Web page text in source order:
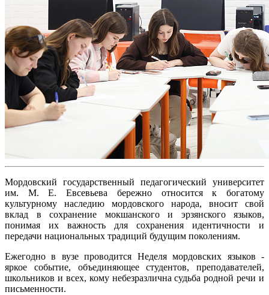
Мордовский государственный педагогический университет
им. М. Е. Евсевьева бережно относится к богатому
культурному наследию мордовского народа, вносит свой
вклад в сохранение мокшанского и эрзянского языков,
понимая их важность для сохранения идентичности и
передачи национальных традиций будущим поколениям.
Ежегодно в вузе проводится Неделя мордовских языков -
яркое событие, объединяющее студентов, преподавателей,
школьников и всех, кому небезразлична судьба родной речи и
письменности.